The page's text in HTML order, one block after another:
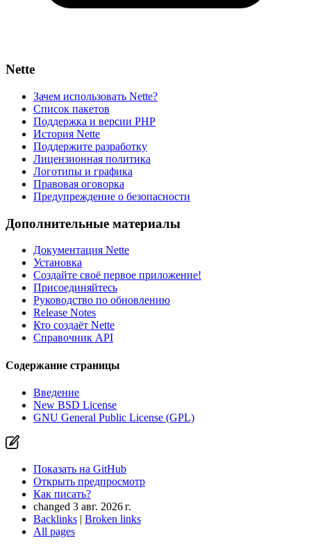
Nette
Зачем использовать Nette?
Список пакетов
Поддержка и версии PHP
История Nette
Поддержите разработку
Лицензионная политика
Логотипы и графика
Правовая оговорка
Предупреждение о безопасности
Дополнительные материалы
Документация Nette
Установка
Создайте своё первое приложение!
Присоединяйтесь
Руководство по обновлению
Release Notes
Кто создаёт Nette
Справочник API
Содержание страницы
Введение
New BSD License
GNU General Public License (GPL)
Показать на GitHub
Открыть предпросмотр
Как писать?
changed 3 авг. 2026 г.
Backlinks | Broken links
All pages